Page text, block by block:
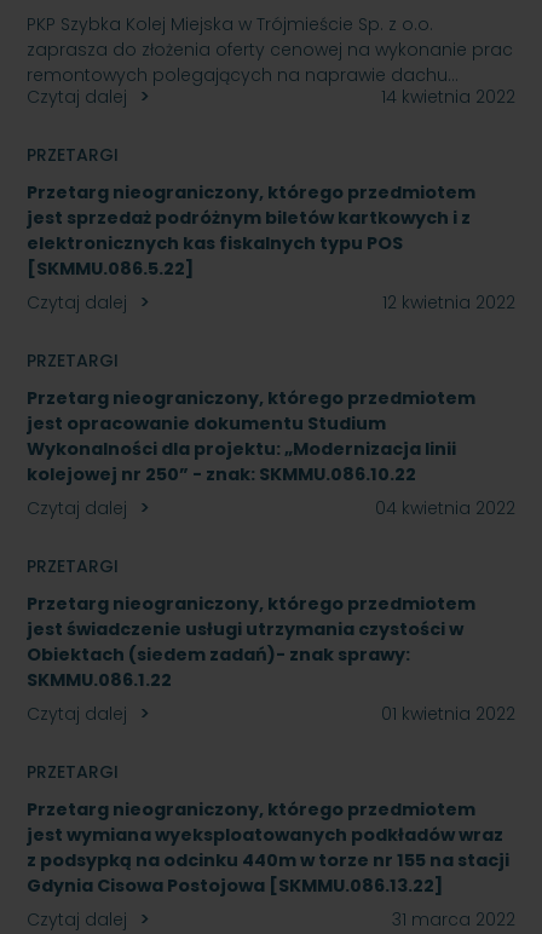
PKP Szybka Kolej Miejska w Trójmieście Sp. z o.o.
zaprasza do złożenia oferty cenowej na wykonanie prac
remontowych polegających na naprawie dachu…
Czytaj dalej
14 kwietnia 2022
PRZETARGI
Przetarg nieograniczony, którego przedmiotem
jest sprzedaż podróżnym biletów kartkowych i z
elektronicznych kas fiskalnych typu POS
[SKMMU.086.5.22]
Czytaj dalej
12 kwietnia 2022
PRZETARGI
Przetarg nieograniczony, którego przedmiotem
jest opracowanie dokumentu Studium
Wykonalności dla projektu: „Modernizacja linii
kolejowej nr 250” - znak: SKMMU.086.10.22
Czytaj dalej
04 kwietnia 2022
PRZETARGI
Przetarg nieograniczony, którego przedmiotem
jest świadczenie usługi utrzymania czystości w
Obiektach (siedem zadań)- znak sprawy:
SKMMU.086.1.22
Czytaj dalej
01 kwietnia 2022
PRZETARGI
Przetarg nieograniczony, którego przedmiotem
jest wymiana wyeksploatowanych podkładów wraz
z podsypką na odcinku 440m w torze nr 155 na stacji
Gdynia Cisowa Postojowa [SKMMU.086.13.22]
Czytaj dalej
31 marca 2022